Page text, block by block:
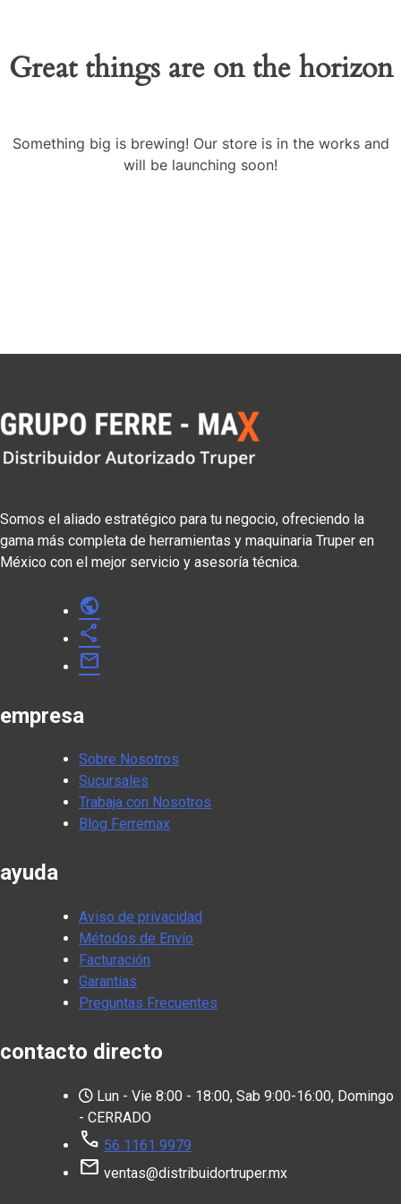
Great things are on the horizon
Something big is brewing! Our store is in the works and
will be launching soon!
Somos el aliado estratégico para tu negocio, ofreciendo la
gama más completa de herramientas y maquinaria Truper en
México con el mejor servicio y asesoría técnica.
public
share
mail
empresa
Sobre Nosotros
Sucursales
Trabaja con Nosotros
Blog Ferremax
ayuda
Aviso de privacidad
Métodos de Envío
Facturación
Garantías
Preguntas Frecuentes
contacto directo
Lun - Vie 8:00 - 18:00, Sab 9:00-16:00, Domingo
- CERRADO
call 56 1161 9979
mail ventas@distribuidortruper.mx